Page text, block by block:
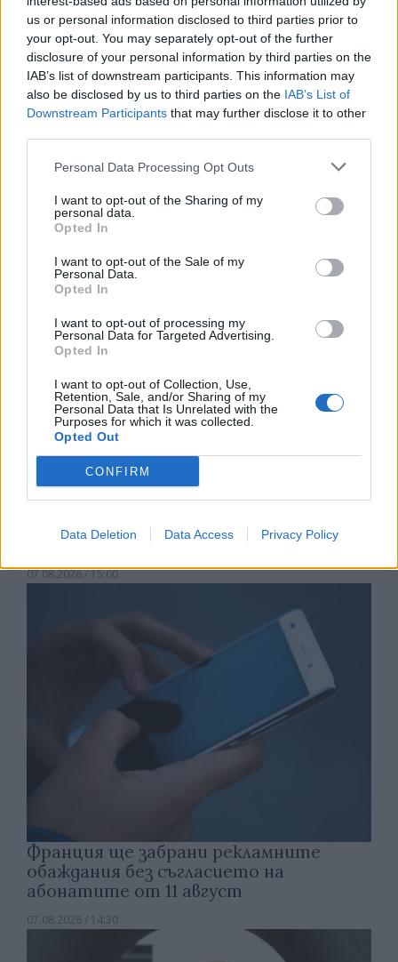
us or personal information disclosed to third parties prior to
your opt-out. You may separately opt-out of the further
disclosure of your personal information by third parties on the
IAB’s list of downstream participants. This information may
also be disclosed by us to third parties on the IAB’s List of
Downstream Participants that may further disclose it to other
Personal Data Processing Opt Outs
I want to opt-out of the Sharing of my
personal data.
Opted In
I want to opt-out of the Sale of my
Personal Data.
Opted In
I want to opt-out of processing my
Personal Data for Targeted Advertising.
Opted In
I want to opt-out of Collection, Use,
Retention, Sale, and/or Sharing of my
Personal Data that Is Unrelated with the
Purposes for which it was collected.
Opted Out
CONFIRM
Data Deletion Data Access Privacy Policy
Изкуствен интелект за първи път
създаде нови жизнеспособни вируси
Астронавти на NASA излязоха в
открития космос
07.08.2026 / 15:00
Франция ще забрани рекламните
обаждания без съгласието на
абонатите от 11 август
07.08.2026 / 14:30